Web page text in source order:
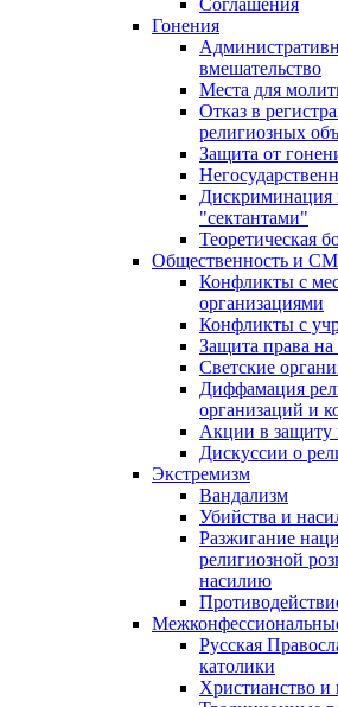
Соглашения
Гонения
вмешательство
Места для
Отказ в
религиозных
Защита от
Дискриминация
"сектантами"
Теоретическая
Общественность и
Конфликты с
организациями
Конфликты с
Защита права на
Светские
Диффамация
организаций и
Акции в защиту
Дискуссии о
Экстремизм
Вандализм
Убийства и
Разжигание
религиозной
насилию
Русская
католики
Христианство и